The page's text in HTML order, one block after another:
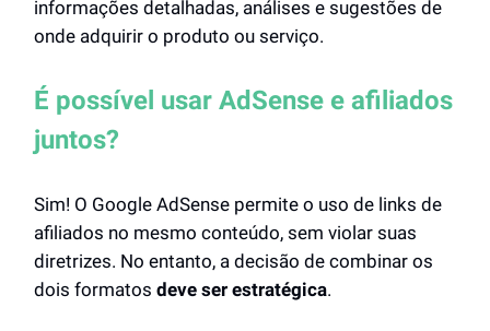
informações detalhadas, análises e sugestões de
onde adquirir o produto ou serviço.
É possível usar AdSense e afiliados
juntos?
Sim! O Google AdSense permite o uso de links de
afiliados no mesmo conteúdo, sem violar suas
diretrizes. No entanto, a decisão de combinar os
dois formatos deve ser estratégica.